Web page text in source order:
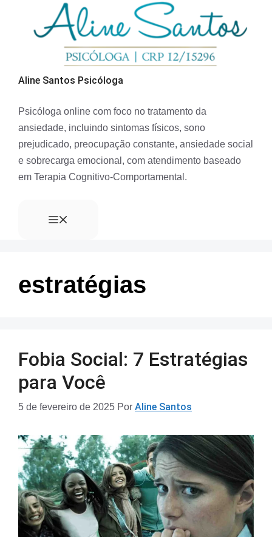
Aline Santos Psicóloga
Psicóloga online com foco no tratamento da
ansiedade, incluindo sintomas físicos, sono
prejudicado, preocupação constante, ansiedade social
e sobrecarga emocional, com atendimento baseado
em Terapia Cognitivo-Comportamental.
estratégias
Fobia Social: 7 Estratégias
para Você
5 de fevereiro de 2025 Por Aline Santos